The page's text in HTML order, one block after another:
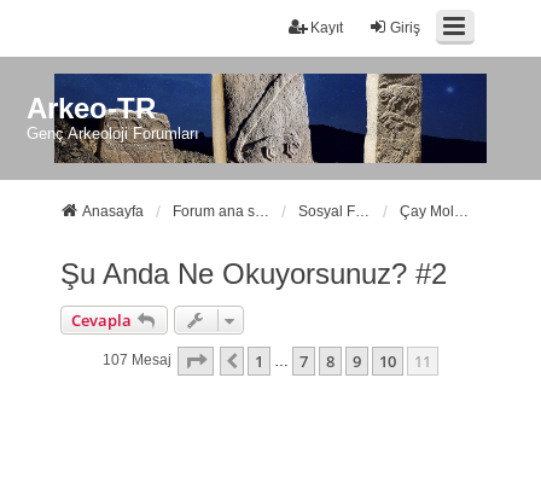
Giriş
Kayıt
Arkeo-TR
Genç Arkeoloji Forumları
Anasayfa Forum ana sayfa Sosyal Forumlarımız Çay Molası
Şu Anda Ne Okuyorsunuz? #2
Cevapla
107 Mesaj 11 . Sayfa (Toplam 11Sayfa)
Önceki
1 … 7 8 9 10 11